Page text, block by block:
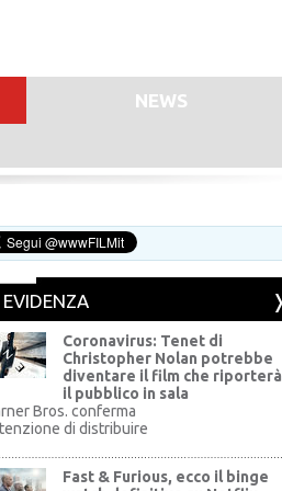
NEWS
EVIDENZA
Coronavirus: Tenet di
Christopher Nolan potrebbe
diventare il film che riporterà
il pubblico in sala
Bros. conferma
di distribuire
Fast & Furious, ecco il binge